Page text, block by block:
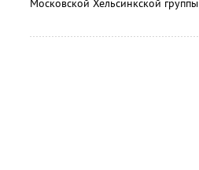
Московской Хельсинкской группы